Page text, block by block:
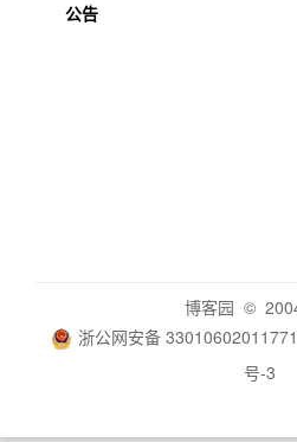
公告
博客园 ©
浙公网安备
号-3